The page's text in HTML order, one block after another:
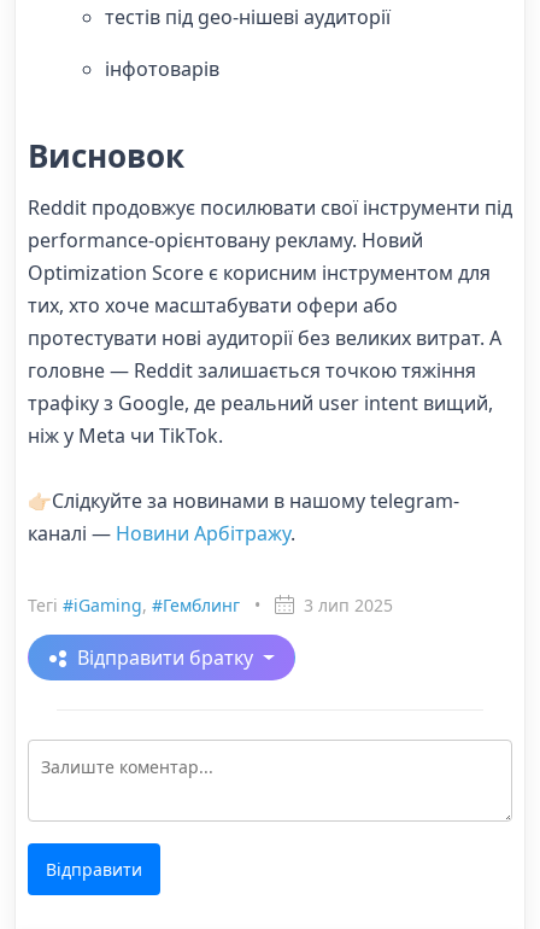
тестів під geo-нішеві аудиторії
інфотоварів
Висновок
Reddit продовжує посилювати свої інструменти під
performance-орієнтовану рекламу. Новий
Optimization Score є корисним інструментом для
тих, хто хоче масштабувати офери або
протестувати нові аудиторії без великих витрат. А
головне — Reddit залишається точкою тяжіння
трафіку з Google, де реальний user intent вищий,
ніж у Meta чи TikTok.
👉🏻Слідкуйте за новинами в нашому telegram-
каналі — Новини Арбітражу.
Тегі #iGaming, #Гемблинг • 3 лип 2025
Відправити братку
Відправити